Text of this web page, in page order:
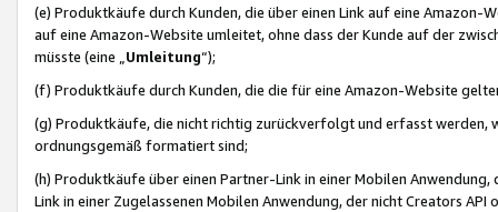
(e) Produktkäufe durch Kunden, die über einen Link auf eine
auf eine Amazon-Website umleitet, ohne dass der Kunde auf der
müsste (eine „ Umleitung“);
(f) Produktkäufe durch Kunden, die die für eine Amazon-Website
(g) Produktkäufe, die nicht richtig zurückverfolgt und erfasst werden,
ordnungsgemäß formatiert sind;
(h) Produktkäufe über einen Partner-Link in einer Mobilen
Link in einer Zugelassenen Mobilen Anwendung, der nicht Creators